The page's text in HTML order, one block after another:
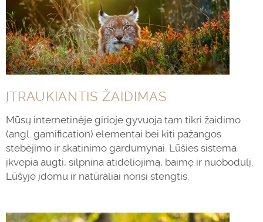
ĮTRAUKIANTIS ŽAIDIMAS
Mūsų internetinėje girioje gyvuoja tam tikri žaidimo
(angl. gamification) elementai bei kiti pažangos
stebėjimo ir skatinimo gardumynai. Lūšies sistema
įkvepia augti, silpnina atidėliojimą, baimę ir nuobodulį.
Lūšyje įdomu ir natūraliai norisi stengtis.